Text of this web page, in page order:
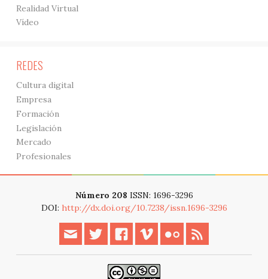
Realidad Virtual
Vídeo
REDES
Cultura digital
Empresa
Formación
Legislación
Mercado
Profesionales
Número 208 ISSN: 1696-3296
DOI: http://dx.doi.org/10.7238/issn.1696-3296